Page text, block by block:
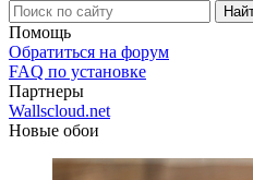
Помощь
Обратиться на форум
FAQ по установке
Партнеры
Wallscloud.net
Новые обои